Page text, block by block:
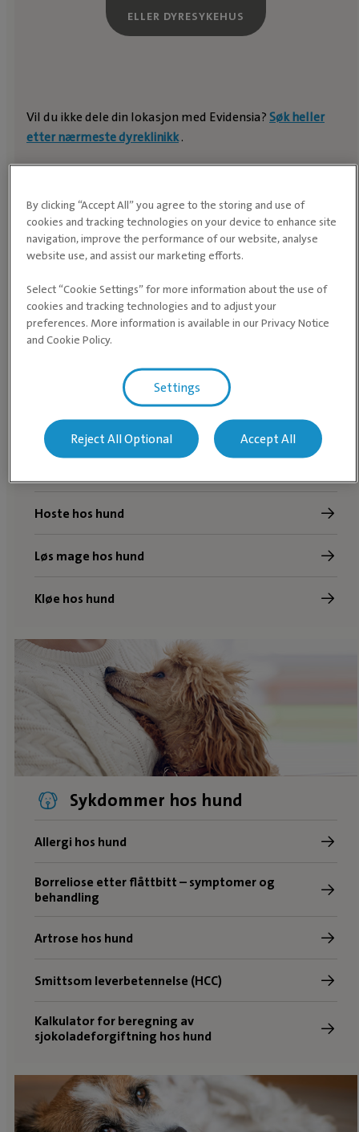
ELLER DYRESYKEHUS
Vil du ikke dele din lokasjon med Evidensia?Søk heller
etter nærmeste dyreklinikk.
Vanlige symptomer hos hund
Overvekt hos hund
Dersom hunden din drikker eller tisser mye
Hoste hos hund
Løs mage hos hund
Kløe hos hund
Sykdommer hos hund
Allergi hos hund
Borreliose etter flåttbitt – symptomer og
behandling
Artrose hos hund
Smittsom leverbetennelse (HCC)
Kalkulator for beregning av
sjokoladeforgiftning hos hund
By clicking “Accept All” you agree to the storing and use of
cookies and tracking technologies on your device to enhance site
navigation, improve the performance of our website, analyse
website use, and assist our marketing efforts.
Select “Cookie Settings” for more information about the use of
cookies and tracking technologies and to adjust your
preferences. More information is available in our Privacy Notice
and Cookie Policy.
Settings
Reject All Optional Accept All